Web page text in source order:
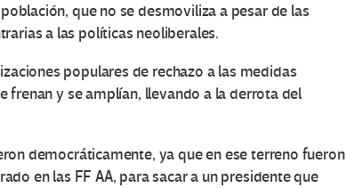
que no se desmoviliza a pesar de las
a las políticas neoliberales.
populares de rechazo a las medidas
frenan y se amplían, llevando a la derrota del
democráticamente, ya que en ese terreno fueron
en las FF AA, para sacar a un presidente que